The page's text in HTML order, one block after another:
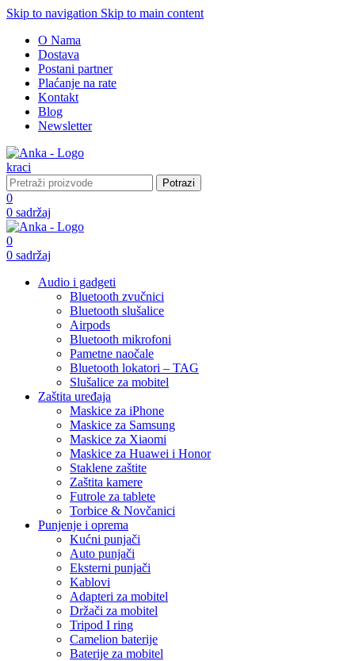
Skip to navigation Skip to main content
O Nama
Dostava
Postani partner
Plaćanje na rate
Kontakt
Blog
Newsletter
Potrazi
0
0 sadržaj
0
0 sadržaj
Audio i gadgeti
Bluetooth zvučnici
Bluetooth slušalice
Airpods
Bluetooth mikrofoni
Pametne naočale
Bluetooth lokatori – TAG
Slušalice za mobitel
Zaštita uređaja
Maskice za iPhone
Maskice za Samsung
Maskice za Xiaomi
Maskice za Huawei i Honor
Staklene zaštite
Zaštita kamere
Futrole za tablete
Torbice & Novčanici
Punjenje i oprema
Kućni punjači
Auto punjači
Eksterni punjači
Kablovi
Adapteri za mobitel
Držači za mobitel
Tripod I ring
Camelion baterije
Baterije za mobitel